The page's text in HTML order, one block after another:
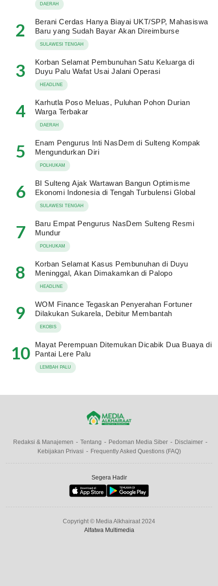
DAERAH
2
Berani Cerdas Hanya Biayai UKT/SPP, Mahasiswa
Baru yang Sudah Bayar Akan Direimburse
SULAWESI TENGAH
3
Korban Selamat Pembunuhan Satu Keluarga di
Duyu Palu Wafat Usai Jalani Operasi
HEADLINE
4
Karhutla Poso Meluas, Puluhan Pohon Durian
Warga Terbakar
DAERAH
5
Enam Pengurus Inti NasDem di Sulteng Kompak
Mengundurkan Diri
POLHUKAM
6
BI Sulteng Ajak Wartawan Bangun Optimisme
Ekonomi Indonesia di Tengah Turbulensi Global
SULAWESI TENGAH
7
Baru Empat Pengurus NasDem Sulteng Resmi
Mundur
POLHUKAM
8
Korban Selamat Kasus Pembunuhan di Duyu
Meninggal, Akan Dimakamkan di Palopo
HEADLINE
9
WOM Finance Tegaskan Penyerahan Fortuner
Dilakukan Sukarela, Debitur Membantah
EKOBIS
10
Mayat Perempuan Ditemukan Dicabik Dua Buaya di
Pantai Lere Palu
LEMBAH PALU
Redaksi & Manajemen Tentang Pedoman Media Siber
Disclaimer
Kebijakan Privasi
Frequently Asked Questions (FAQ)
Segera Hadir
Copyright © Media Alkhairaat 2024
Alfatwa Multimedia